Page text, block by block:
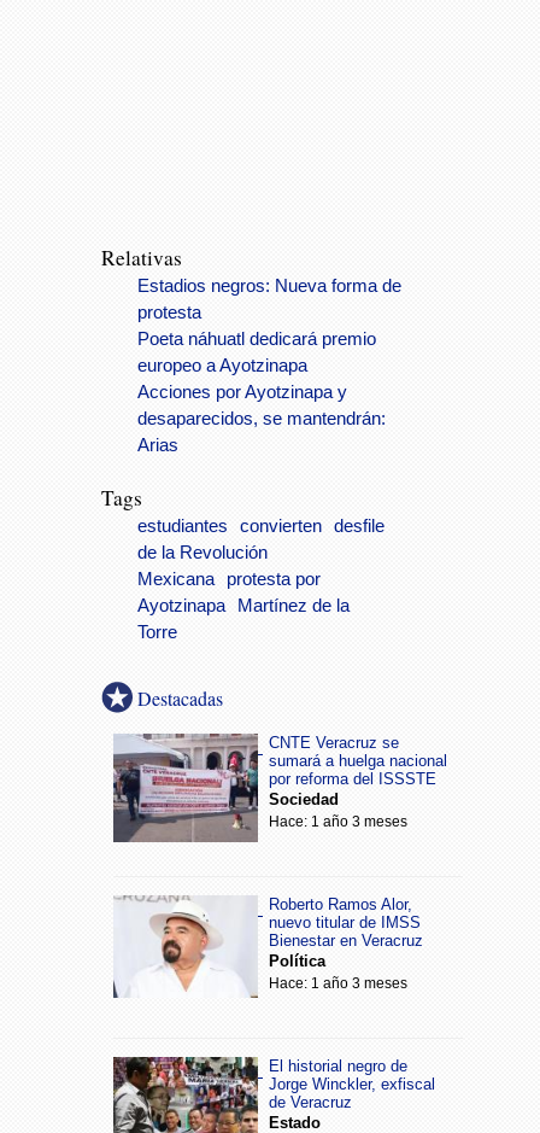
Relativas
Estadios negros: Nueva forma de
protesta
Poeta náhuatl dedicará premio
europeo a Ayotzinapa
Acciones por Ayotzinapa y
desaparecidos, se mantendrán:
Arias
Tags
estudiantes convierten
desfile
de la Revolución
Mexicana
protesta por
Ayotzinapa
Martínez de la
Torre
Destacadas
CNTE Veracruz se
sumará a huelga nacional
por reforma del ISSSTE
Sociedad
Hace: 1 año 3 meses
Roberto Ramos Alor,
nuevo titular de IMSS
Bienestar en Veracruz
Política
Hace: 1 año 3 meses
El historial negro de
Jorge Winckler, exfiscal
de Veracruz
Estado